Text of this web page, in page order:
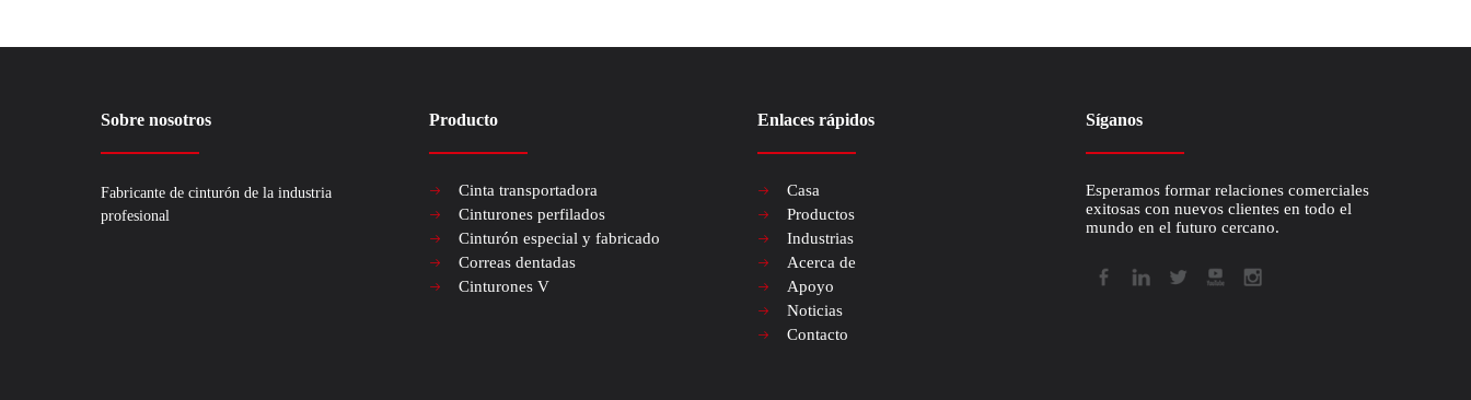
Sobre nosotros
Fabricante de cinturón de la industria
profesional
Producto
Cinta transportadora
Cinturones perfilados
Cinturón especial y fabricado
Correas dentadas
Cinturones V
Enlaces rápidos
Casa
Productos
Industrias
Acerca de
Apoyo
Noticias
Contacto
Síganos
Esperamos formar relaciones comerciales
exitosas con nuevos clientes en todo el
mundo en el futuro cercano.